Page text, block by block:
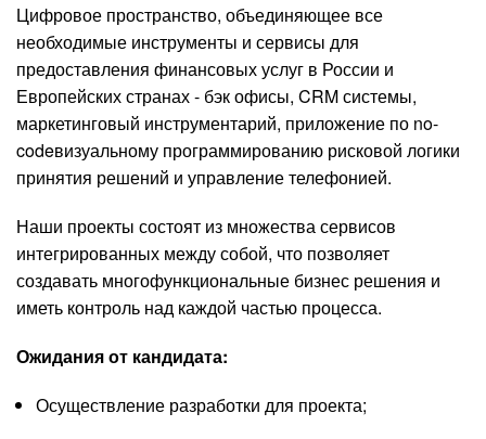
Цифровое пространство, объединяющее все
необходимые инструменты и сервисы для
предоставления финансовых услуг в России и
Европейских странах - бэк офисы, CRM системы,
маркетинговый инструментарий, приложение по no-
codeвизуальному программированию рисковой логики
принятия решений и управление телефонией.
Наши проекты состоят из множества сервисов
интегрированных между собой, что позволяет
создавать многофункциональные бизнес решения и
иметь контроль над каждой частью процесса.
Ожидания от кандидата:
Осуществление разработки для проекта;